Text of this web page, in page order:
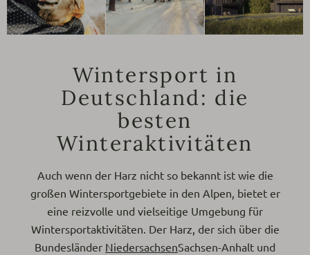
Wintersport in
Deutschland: die
besten
Winteraktivitäten
Auch wenn der Harz nicht so bekannt ist wie die
großen Wintersportgebiete in den Alpen, bietet er
eine reizvolle und vielseitige Umgebung für
Wintersportaktivitäten. Der Harz, der sich über die
Bundesländer NiedersachsenSachsen-Anhalt und